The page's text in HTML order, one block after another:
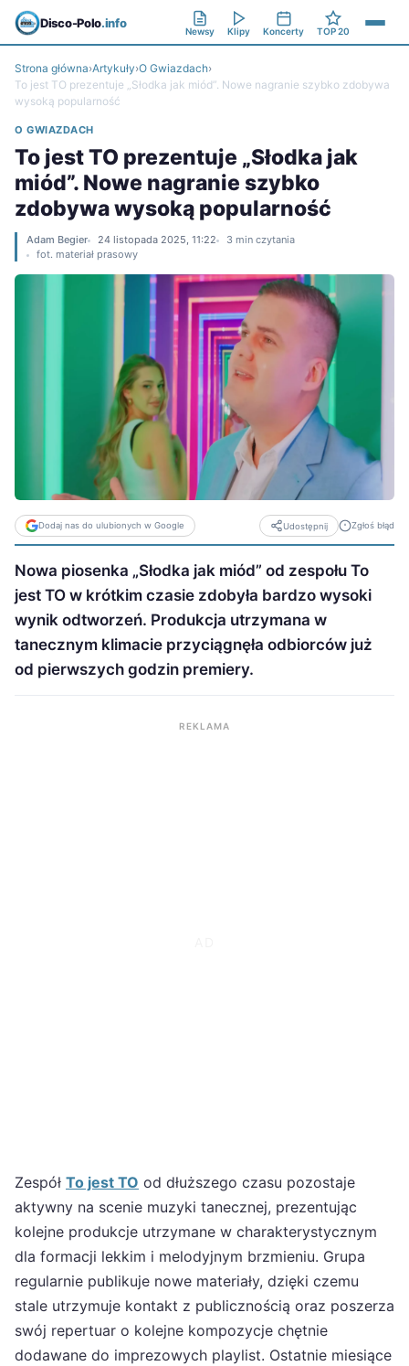
Disco-Polo.info
Newsy Klipy Koncerty TOP 20
Strona główna›Artykuły›O Gwiazdach›
To jest TO prezentuje „Słodka jak miód”. Nowe nagranie szybko zdobywa
wysoką popularność
O GWIAZDACH
To jest TO prezentuje „Słodka jak
miód”. Nowe nagranie szybko
zdobywa wysoką popularność
Adam Begier 24 listopada 2025, 11:22
3 min czytania
fot. materiał prasowy
Dodaj nas do ulubionych w Google Udostępnij Zgłoś błąd
Nowa piosenka „Słodka jak miód” od zespołu To
jest TO w krótkim czasie zdobyła bardzo wysoki
wynik odtworzeń. Produkcja utrzymana w
tanecznym klimacie przyciągnęła odbiorców już
od pierwszych godzin premiery.
REKLAMA
Zespół To jest TO od dłuższego czasu pozostaje
aktywny na scenie muzyki tanecznej, prezentując
kolejne produkcje utrzymane w charakterystycznym
dla formacji lekkim i melodyjnym brzmieniu. Grupa
regularnie publikuje nowe materiały, dzięki czemu
stale utrzymuje kontakt z publicznością oraz poszerza
swój repertuar o kolejne kompozycje chętnie
dodawane do imprezowych playlist. Ostatnie miesiące